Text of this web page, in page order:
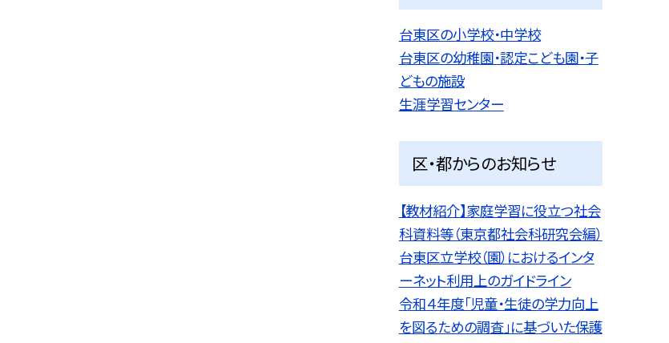
台東区の小学校・中学校
台東区の幼稚園・認定こども園・子
どもの施設
生涯学習センター
区・都からのお知らせ
【教材紹介】家庭学習に役立つ社会
科資料等（東京都社会科研究会編）
台東区立学校（園）におけるインタ
ーネット利用上のガイドライン
令和４年度「児童・生徒の学力向上
を図るための調査」に基づいた保護